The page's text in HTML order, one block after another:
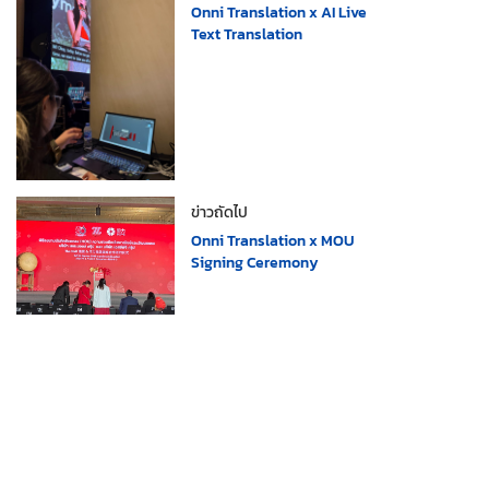
Onni Translation x AI Live
Text Translation
ข่าวถัดไป
Onni Translation x MOU
Signing Ceremony